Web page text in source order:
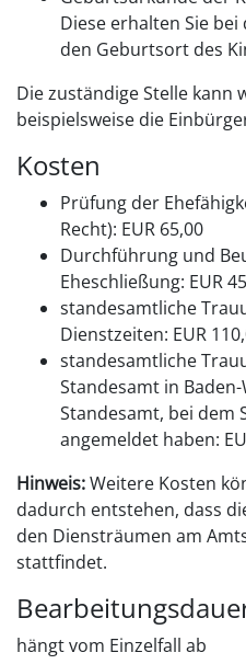
Diese erhalten Sie
den Geburtsort des
Die zuständige Stelle kann
beispielsweise die
Kosten
Prüfung der
Recht): EUR 65,00
Durchführung und
Eheschließung: EUR
standesamtliche
Dienstzeiten: EUR
standesamtliche
Standesamt in
Standesamt, bei dem
angemeldet haben:
Hinweis:Weitere Kosten
dadurch entstehen, dass
den Diensträumen am
stattfindet.
hängt vom Einzelfall ab